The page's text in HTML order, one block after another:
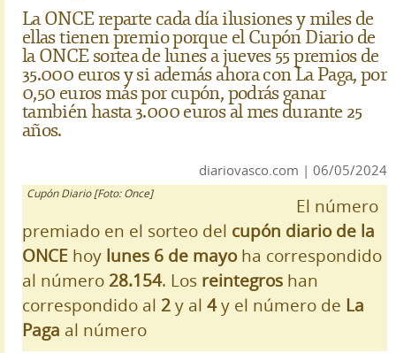
La ONCE reparte cada día ilusiones y miles de
ellas tienen premio porque el Cupón Diario de
la ONCE sortea de lunes a jueves 55 premios de
35.000 euros y si además ahora con La Paga, por
0,50 euros más por cupón, podrás ganar
también hasta 3.000 euros al mes durante 25
años.
diariovasco.com | 06/05/2024
Cupón Diario [Foto: Once]
El número
premiado en el sorteo del cupón diario de la
ONCE hoy lunes 6 de mayoha correspondido
al número 28.154. Los reintegros han
correspondido al 2y al 4y el número de La
Paga al número